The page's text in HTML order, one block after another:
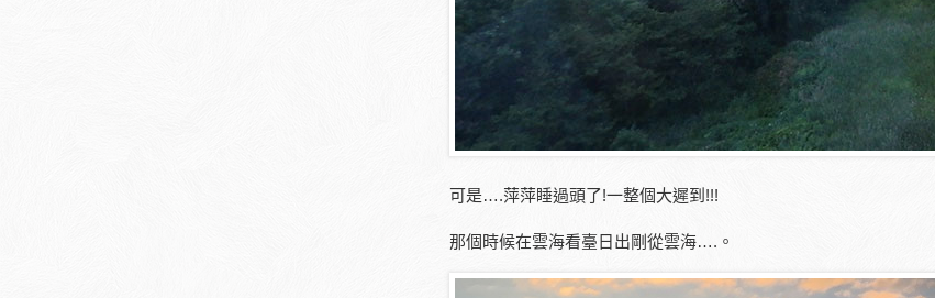
可是….萍萍睡過頭了!一整個大遲到!!!
那個時候在雲海看臺日出剛從雲海….。